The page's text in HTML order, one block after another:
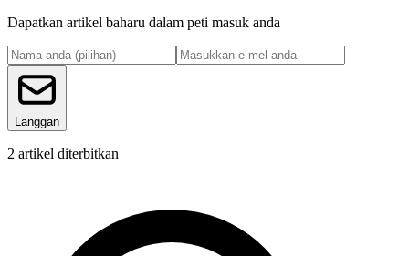
Dapatkan artikel baharu dalam peti masuk anda
Langgan
2 artikel diterbitkan